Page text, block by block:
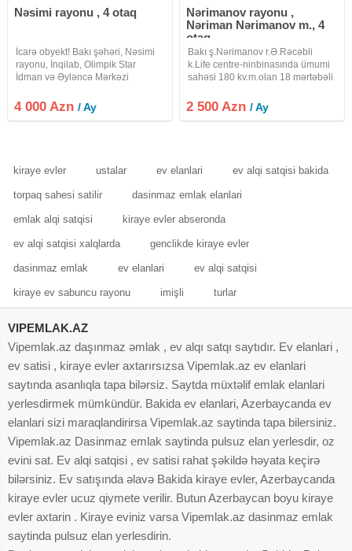
Nəsimi rayonu , 4 otaq
İcarə obyekt! Bakı şəhəri, Nəsimi
rayonu, İnqilab, Olimpik Star
İdman və Əyləncə Mərkəzi
Çəmənzəminli küçəsi, yeni tikili
binanın 1-ci mərtəbəsində sahəsi
4 000 Azn/ Ay
Nərimanov rayonu ,
Nəriman Nərimanov m., 4
otaq
Bakı ş.Nərimanov r.Ə.Rəcəbli
k.Life centre-ninbinasında ümumi
sahəsi 180 kv.m.olan 18 mərtəbəli
yerləşən əla təmirli 4 otaqlı hazır
ofis icarəyə verilir.Ofisin işləmək
2 500 Azn/ Ay
kiraye evler ustalar ev elanlari ev alqi satqisi bakida
torpaq sahesi satilir dasinmaz emlak elanlari
emlak alqi satqisi kiraye evler abseronda
ev alqi satqisi xalqlarda genclikde kiraye evler
dasinmaz emlak ev elanlari ev alqi satqisi
kiraye ev sabuncu rayonu imişli turlar
VIPEMLAK.AZ
Vipemlak.az daşınmaz əmlak , ev alqı satqı saytıdır. Ev elanlari ,
ev satisi , kiraye evler axtarırsızsa Vipemlak.az ev elanlari
saytında asanlıqla tapa bilərsiz. Saytda müxtəlif emlak elanlari
yerlesdirmek mümkündür. Bakida ev elanlari, Azerbaycanda ev
elanlari sizi maraqlandirirsa Vipemlak.az saytinda tapa bilersiniz.
Vipemlak.az Dasinmaz emlak saytinda pulsuz elan yerlesdir, oz
evini sat. Ev alqi satqisi , ev satisi rahat şəkildə həyata keçirə
bilərsiniz. Ev satışında əlavə Bakida kiraye evler, Azerbaycanda
kiraye evler ucuz qiymete verilir. Butun Azerbaycan boyu kiraye
evler axtarin . Kiraye eviniz varsa Vipemlak.az dasinmaz emlak
saytinda pulsuz elan yerlesdirin.